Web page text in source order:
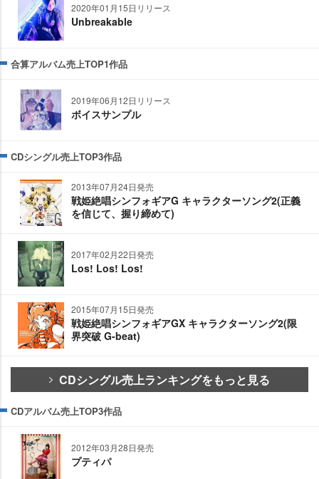
2020年01月15日リリース
Unbreakable
合算アルバム売上TOP1作品
2019年06月12日リリース
ボイスサンプル
CDシングル売上TOP3作品
2013年07月24日発売
戦姫絶唱シンフォギアG キャラクターソング2(正義
を信じて、握り締めて)
2017年02月22日発売
Los! Los! Los!
2015年07月15日発売
戦姫絶唱シンフォギアGX キャラクターソング2(限
界突破 G-beat)
CDシングル売上ランキングをもっと見る
CDアルバム売上TOP3作品
2012年03月28日発売
プティパ